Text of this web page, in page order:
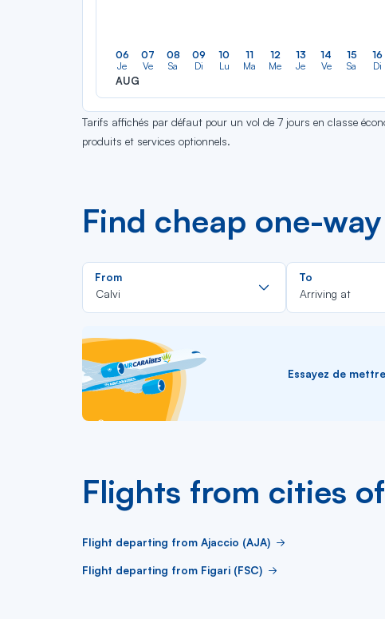
06
Je
AUG
07
Ve
08
Sa
09
Di
10
Lu
11
Ma
12
Me
13
Je
14
Ve
15
Sa
16
Di
Tarifs affichés par défaut pour un vol de 7 jours en classe
produits et services optionnels.
Find cheap one-
From
Calvi
Rechercher
dans
la
To
Arriving at
Essayez de
Flights from cities
Flight departing from Ajaccio (AJA)
Flight departing from Figari (FSC)